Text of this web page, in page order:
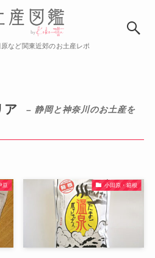
など関東近郊のお土産レポ
ア
– 静岡と神奈川のお土産を
豆 小田原・箱根